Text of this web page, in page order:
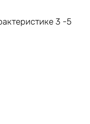
3 -5